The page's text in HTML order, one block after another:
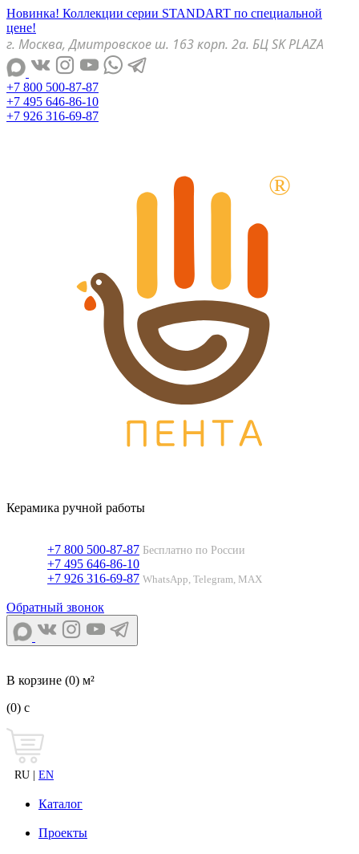
Новинка! Коллекции серии STANDART по специальной
цене!
г. Москва, Дмитровское ш. 163 корп. 2а. БЦ SK PLAZA
+7 800 500-87-87
+7 495 646-86-10
+7 926 316-69-87
Керамика ручной работы
+7 800 500-87-87 Бесплатно по России
+7 495 646-86-10
+7 926 316-69-87 WhatsApp, Telegram, MAX
Обратный звонок
В корзине (0) м²
(0) c
RU | EN
Каталог
Проекты